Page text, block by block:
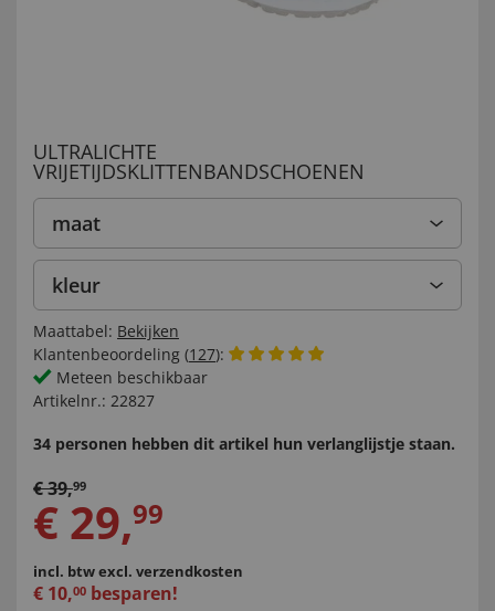
ULTRALICHTE
VRIJETIJDSKLITTENBANDSCHOENEN
maat
kleur
Maattabel: Bekijken
Klantenbeoordeling (127):
Meteen beschikbaar
Artikelnr.: 22827
34 personen hebben dit artikel hun verlanglijstje staan.
€39,99
€ 29,99
incl. btwexcl. verzendkosten
€ 10,00 besparen!